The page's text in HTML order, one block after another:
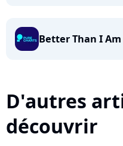
Better Than I Am
D'autres
découvrir